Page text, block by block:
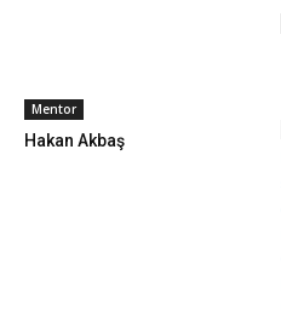
Mentor
Hakan Akbaş